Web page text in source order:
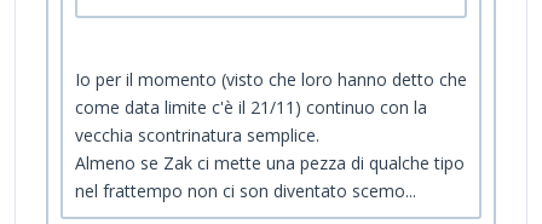
Io per il momento (visto che loro hanno detto che
come data limite c'è il 21/11) continuo con la
vecchia scontrinatura semplice.
Almeno se Zak ci mette una pezza di qualche tipo
nel frattempo non ci son diventato scemo...